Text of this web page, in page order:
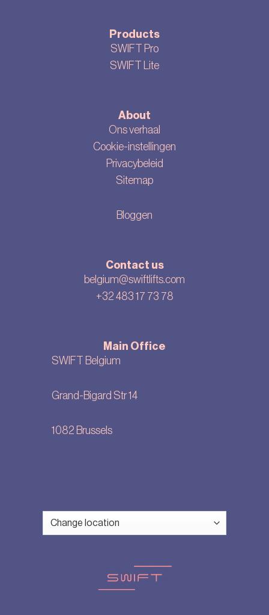
Products
SWIFT Pro
SWIFT Lite
About
Ons verhaal
Cookie-instellingen
Privacybeleid
Sitemap
Bloggen
Contact us
belgium@swiftlifts.com
+32 483 17 73 78
Main Office
SWIFT Belgium
Grand-Bigard Str 14
1082 Brussels